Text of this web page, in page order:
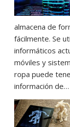
almacena de
fácilmente. Se
informáticos
móviles y
ropa puede
información de…